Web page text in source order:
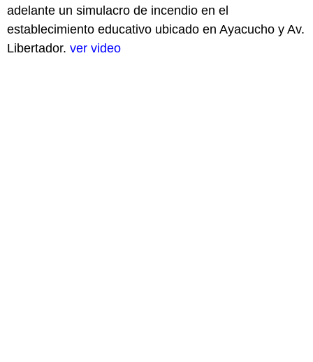
adelante un simulacro de incendio en el
establecimiento educativo ubicado en Ayacucho y Av.
Libertador. ver video